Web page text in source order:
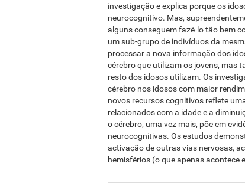
investigação e explica porque os
neurocognitivo. Mas,
alguns conseguem fazê-lo tão bem
um sub-grupo de indivíduos da
processar a nova informação dos
cérebro que utilizam os jovens, mas
resto dos idosos utilizam. Os
cérebro nos idosos com maior
novos recursos cognitivos reflete
relacionados com a idade e a
o cérebro, uma vez mais, põe em
neurocognitivas. Os estudos
activação de outras vias nervosas,
hemisférios (o que apenas acontece